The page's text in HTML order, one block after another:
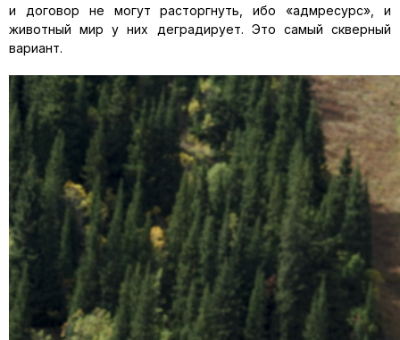
и договор не могут расторгнуть, ибо «адмресурс», и
животный мир у них деградирует. Это самый скверный
вариант.